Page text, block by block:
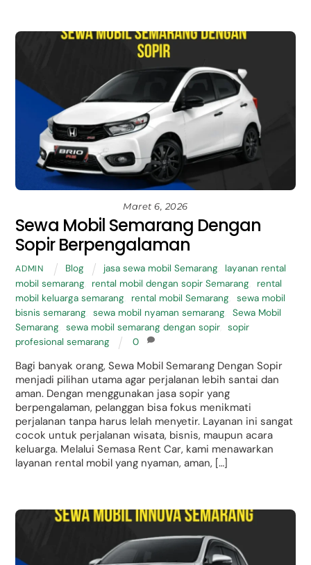
Maret 6, 2026
Sewa Mobil Semarang Dengan
Sopir Berpengalaman
ADMIN Blog jasa sewa mobil Semarang
layanan rental
mobil semarang
rental mobil dengan sopir Semarang
rental
mobil keluarga semarang
rental mobil Semarang
sewa mobil
bisnis semarang
sewa mobil nyaman semarang
Sewa Mobil
Semarang
sewa mobil semarang dengan sopir
sopir
profesional semarang
0
Bagi banyak orang, Sewa Mobil Semarang Dengan Sopir
menjadi pilihan utama agar perjalanan lebih santai dan
aman. Dengan menggunakan jasa sopir yang
berpengalaman, pelanggan bisa fokus menikmati
perjalanan tanpa harus lelah menyetir. Layanan ini sangat
cocok untuk perjalanan wisata, bisnis, maupun acara
keluarga. Melalui Semasa Rent Car, kami menawarkan
layanan rental mobil yang nyaman, aman, […]